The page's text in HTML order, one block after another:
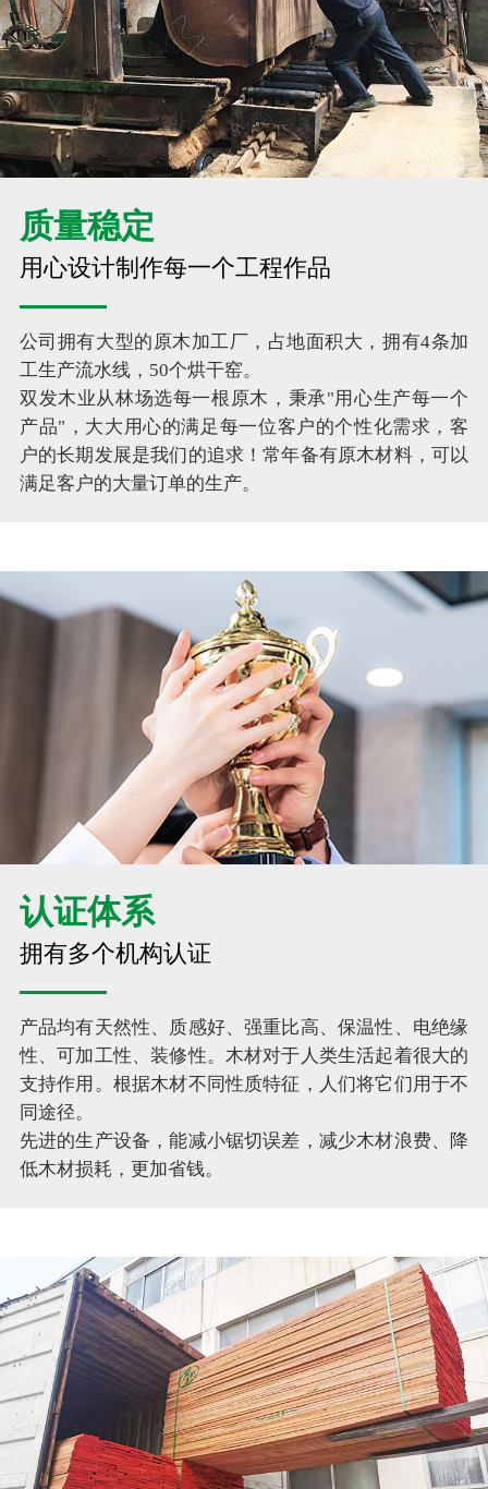
质量稳定
用心设计制作每一个工程作品
公司拥有大型的原木加工厂，占地面积大，拥有4条加
工生产流水线，50个烘干窑。
双发木业从林场选每一根原木，秉承"用心生产每一个
产品"，大大用心的满足每一位客户的个性化需求，客
户的长期发展是我们的追求！常年备有原木材料，可以
满足客户的大量订单的生产。
认证体系
拥有多个机构认证
产品均有天然性、质感好、强重比高、保温性、电绝缘
性、可加工性、装修性。木材对于人类生活起着很大的
支持作用。根据木材不同性质特征，人们将它们用于不
同途径。
先进的生产设备，能减小锯切误差，减少木材浪费、降
低木材损耗，更加省钱。